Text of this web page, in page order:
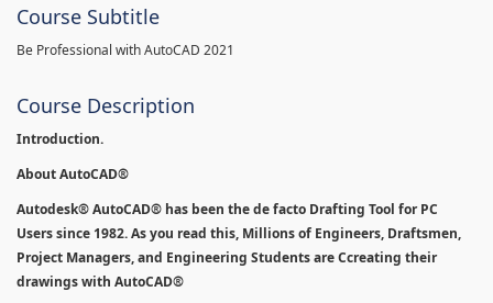
Course Subtitle
Be Professional with AutoCAD 2021
Course Description
Introduction.
About AutoCAD®
Autodesk® AutoCAD® has been the de facto Drafting Tool for PC
Users since 1982. As you read this, Millions of Engineers, Draftsmen,
Project Managers, and Engineering Students are Ccreating their
drawings with AutoCAD®